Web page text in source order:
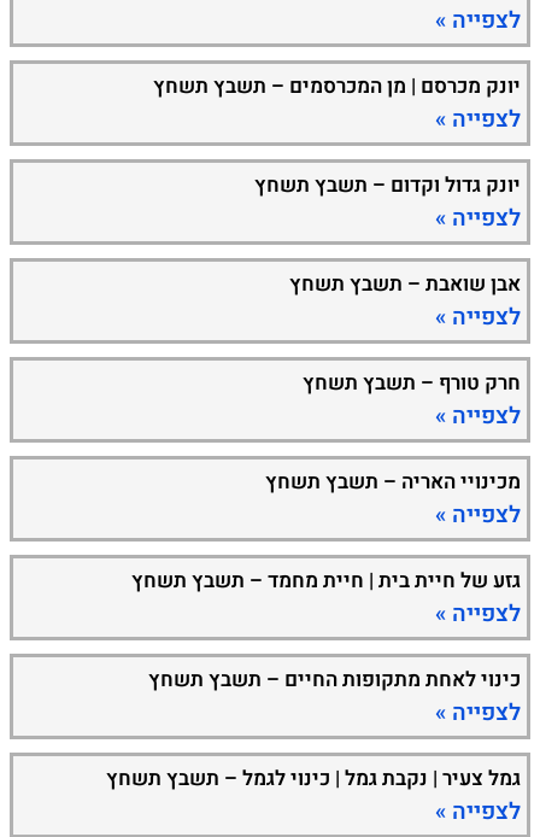
לצפייה »
יונק מכרסם | מן המכרסמים – תשבץ תשחץ
לצפייה »
יונק גדול וקדום – תשבץ תשחץ
לצפייה »
אבן שואבת – תשבץ תשחץ
לצפייה »
חרק טורף – תשבץ תשחץ
לצפייה »
מכינויי האריה – תשבץ תשחץ
לצפייה »
גזע של חיית בית | חיית מחמד – תשבץ תשחץ
לצפייה »
כינוי לאחת מתקופות החיים – תשבץ תשחץ
לצפייה »
גמל צעיר | נקבת גמל | כינוי לגמל – תשבץ תשחץ
לצפייה »